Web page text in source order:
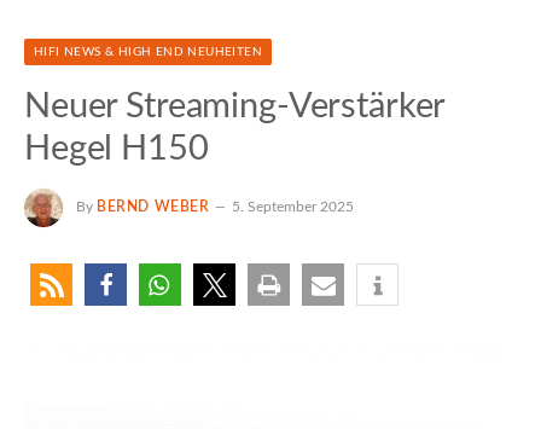
HIFI NEWS & HIGH END NEUHEITEN
Neuer Streaming-Verstärker
Hegel H150
By BERND WEBER 5. September 2025